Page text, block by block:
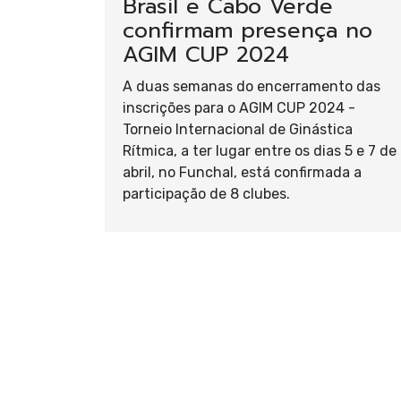
confirmam presença no
AGIM CUP 2024
A duas semanas do encerramento das
inscrições para o AGIM CUP 2024 -
Torneio Internacional de Ginástica
Rítmica, a ter lugar entre os dias 5 e 7 de
abril, no Funchal, está confirmada a
participação de 8 clubes.